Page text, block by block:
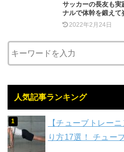
サッカーの長友も実
ナルで体幹を鍛えて
2022年2月24日
人気記事ランキング
【チューブトレー
り方17選！ チュー